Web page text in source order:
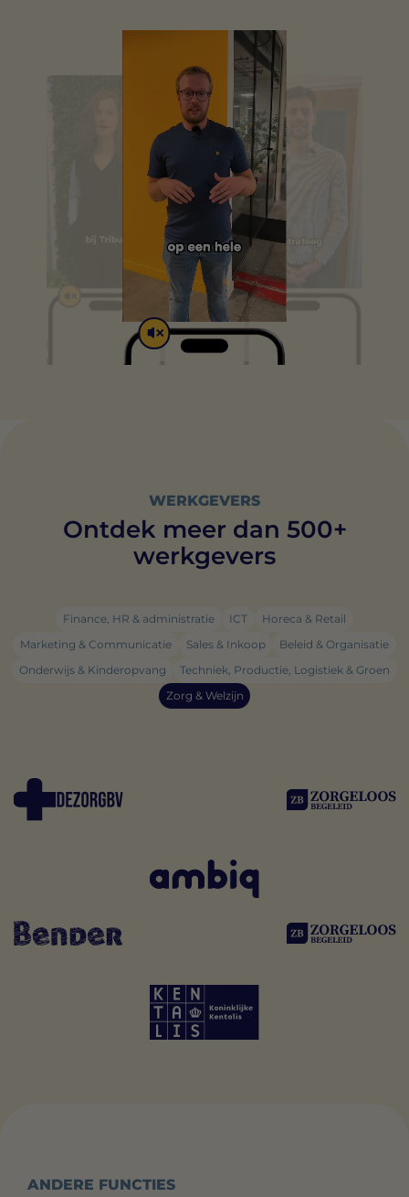
WERKGEVERS
Ontdek meer dan 500+
werkgevers
Finance, HR & administratie ICT
Horeca & Retail
Marketing & Communicatie
Sales & Inkoop
Beleid & Organisatie
Onderwijs & Kinderopvang
Techniek, Productie, Logistiek & Groen
Zorg & Welzijn
ANDERE FUNCTIES